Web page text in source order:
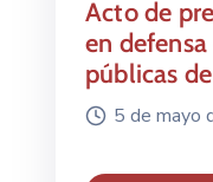
Acto de
en
públicas
5 de mayo